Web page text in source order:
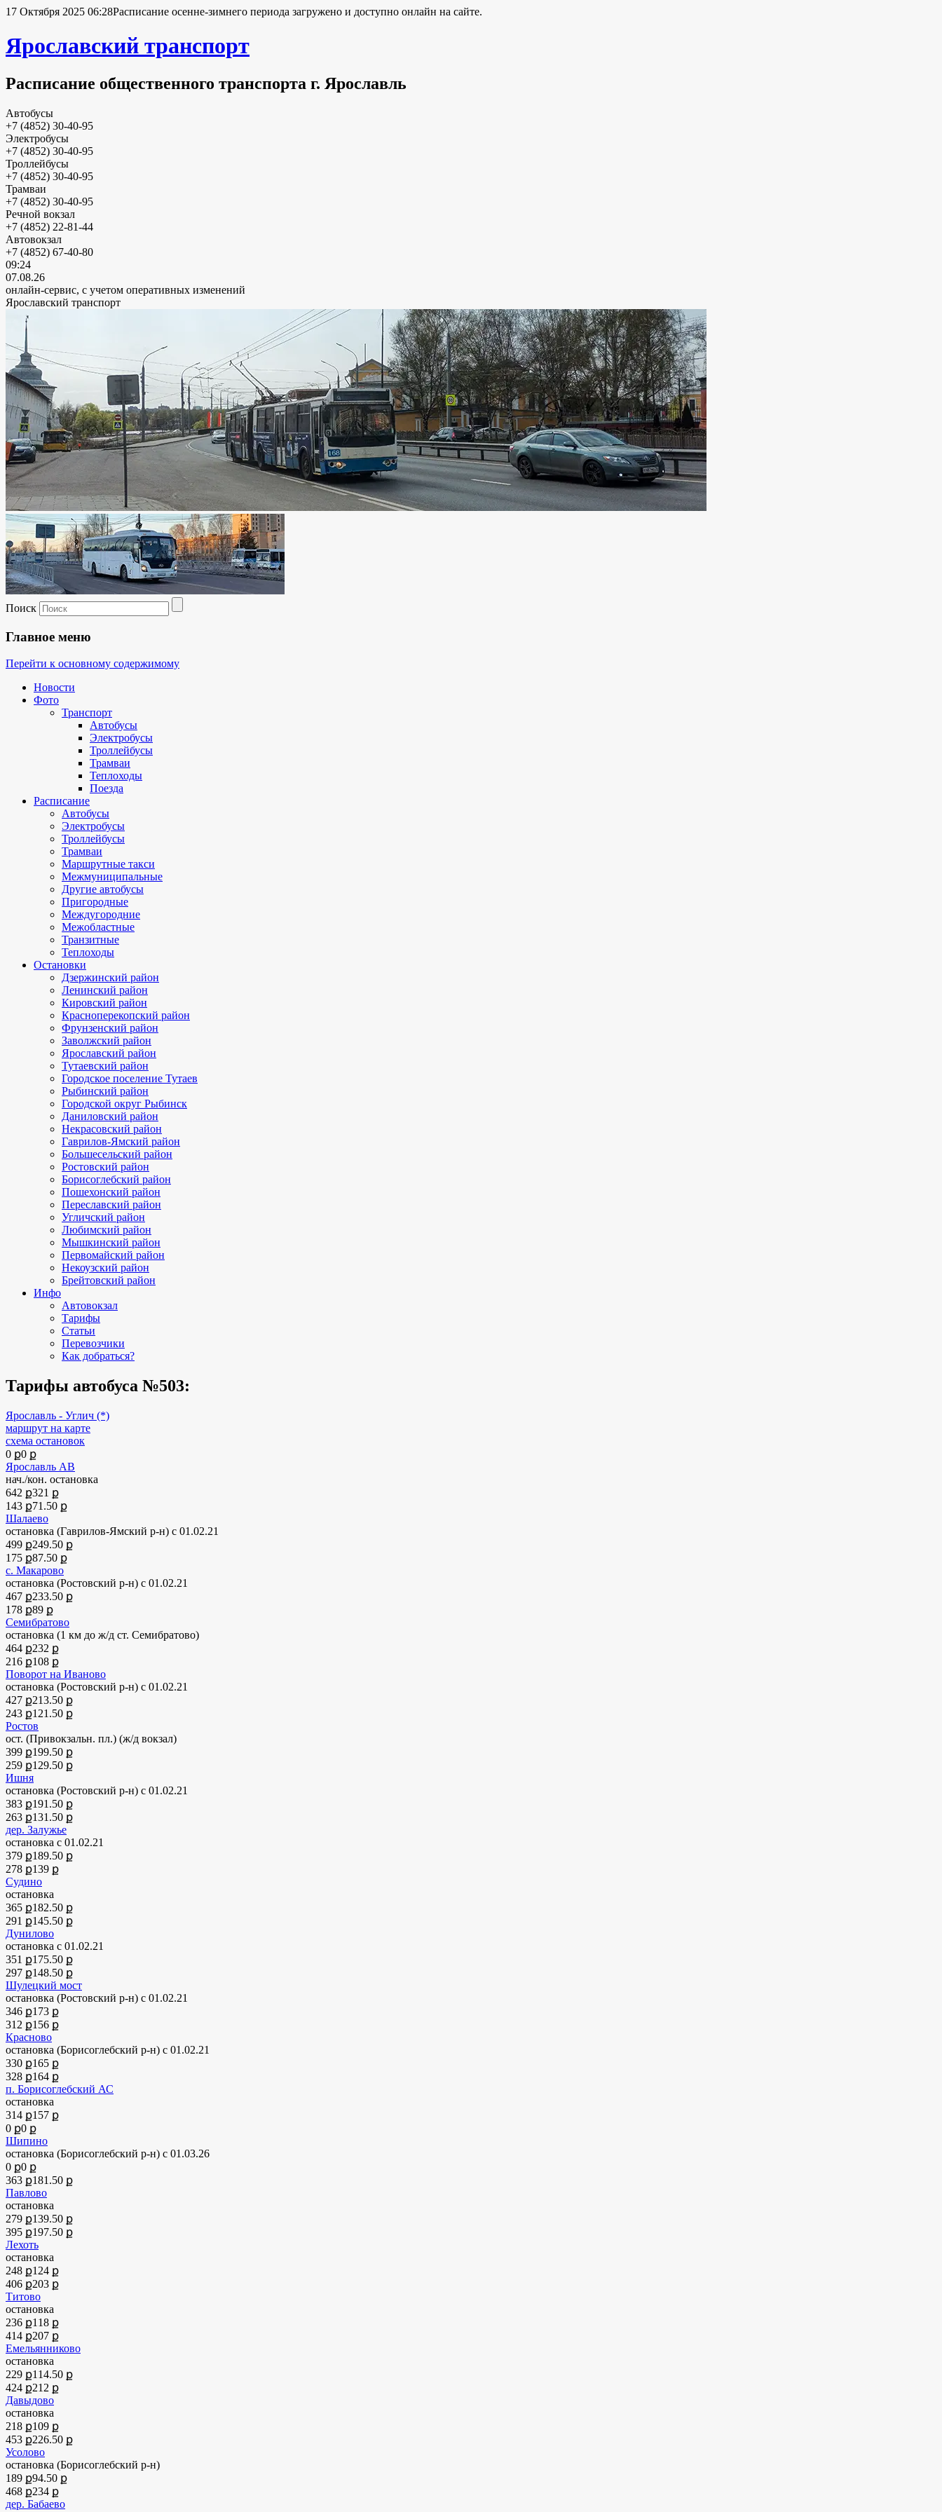
17 Октября 2025 06:28Расписание осенне-зимнего периода загружено и доступно онлайн на сайте.
Ярославский транспорт
Расписание общественного транспорта г. Ярославль
Автобусы
+7 (4852) 30-40-95
Электробусы
+7 (4852) 30-40-95
Троллейбусы
+7 (4852) 30-40-95
Трамваи
+7 (4852) 30-40-95
Речной вокзал
+7 (4852) 22-81-44
Автовокзал
+7 (4852) 67-40-80
09:24
07.08.26
онлайн-сервис, с учетом оперативных изменений
Ярославский транспорт
Поиск
Главное меню
Перейти к основному содержимому
Новости
Фото
Транспорт
Автобусы
Электробусы
Троллейбусы
Трамваи
Теплоходы
Поезда
Расписание
Автобусы
Электробусы
Троллейбусы
Трамваи
Маршрутные такси
Межмуниципальные
Другие автобусы
Пригородные
Междугородние
Межобластные
Транзитные
Теплоходы
Остановки
Дзержинский район
Ленинский район
Кировский район
Красноперекопский район
Фрунзенский район
Заволжский район
Ярославский район
Тутаевский район
Городское поселение Тутаев
Рыбинский район
Городской округ Рыбинск
Даниловский район
Некрасовский район
Гаврилов-Ямский район
Большесельский район
Ростовский район
Борисоглебский район
Пошехонский район
Переславский район
Угличский район
Любимский район
Мышкинский район
Первомайский район
Некоузский район
Брейтовский район
Инфо
Автовокзал
Тарифы
Статьи
Перевозчики
Как добраться?
Тарифы автобуса №503:
Ярославль - Углич (*)
маршрут на карте
схема остановок
0 ք0 ք
Ярославль АВ
нач./кон. остановка
642 ք321 ք
143 ք71.50 ք
Шалаево
остановка (Гаврилов-Ямский р-н) с 01.02.21
499 ք249.50 ք
175 ք87.50 ք
с. Макарово
остановка (Ростовский р-н) с 01.02.21
467 ք233.50 ք
178 ք89 ք
Семибратово
остановка (1 км до ж/д ст. Семибратово)
464 ք232 ք
216 ք108 ք
Поворот на Иваново
остановка (Ростовский р-н) с 01.02.21
427 ք213.50 ք
243 ք121.50 ք
Ростов
ост. (Привокзальн. пл.) (ж/д вокзал)
399 ք199.50 ք
259 ք129.50 ք
Ишня
остановка (Ростовский р-н) с 01.02.21
383 ք191.50 ք
263 ք131.50 ք
дер. Залужье
остановка с 01.02.21
379 ք189.50 ք
278 ք139 ք
Судино
остановка
365 ք182.50 ք
291 ք145.50 ք
Дунилово
остановка с 01.02.21
351 ք175.50 ք
297 ք148.50 ք
Шулецкий мост
остановка (Ростовский р-н) с 01.02.21
346 ք173 ք
312 ք156 ք
Красново
остановка (Борисоглебский р-н) с 01.02.21
330 ք165 ք
328 ք164 ք
п. Борисоглебский АС
остановка
314 ք157 ք
0 ք0 ք
Шипино
остановка (Борисоглебский р-н) с 01.03.26
0 ք0 ք
363 ք181.50 ք
Павлово
остановка
279 ք139.50 ք
395 ք197.50 ք
Лехоть
остановка
248 ք124 ք
406 ք203 ք
Титово
остановка
236 ք118 ք
414 ք207 ք
Емельянниково
остановка
229 ք114.50 ք
424 ք212 ք
Давыдово
остановка
218 ք109 ք
453 ք226.50 ք
Усолово
остановка (Борисоглебский р-н)
189 ք94.50 ք
468 ք234 ք
дер. Бабаево